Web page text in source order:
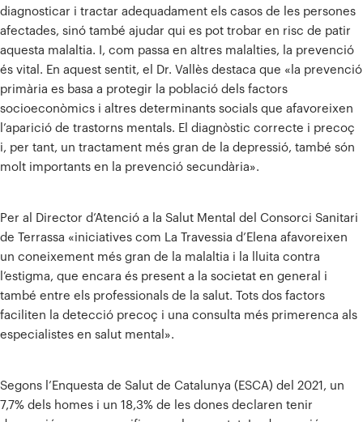
diagnosticar i tractar adequadament els casos de les persones
afectades, sinó també ajudar qui es pot trobar en risc de patir
aquesta malaltia. I, com passa en altres malalties, la prevenció
és vital. En aquest sentit, el Dr. Vallès destaca que «la prevenció
primària es basa a protegir la població dels factors
socioeconòmics i altres determinants socials que afavoreixen
l’aparició de trastorns mentals. El diagnòstic correcte i precoç
i, per tant, un tractament més gran de la depressió, també són
molt importants en la prevenció secundària».
Per al Director d’Atenció a la Salut Mental del Consorci Sanitari
de Terrassa «iniciatives com La Travessia d’Elena afavoreixen
un coneixement més gran de la malaltia i la lluita contra
l’estigma, que encara és present a la societat en general i
també entre els professionals de la salut. Tots dos factors
faciliten la detecció precoç i una consulta més primerenca als
especialistes en salut mental».
Segons l’Enquesta de Salut de Catalunya (ESCA) del 2021, un
7,7% dels homes i un 18,3% de les dones declaren tenir